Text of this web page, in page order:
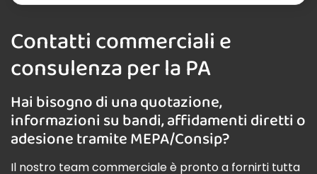
Contatti commerciali e
consulenza per la PA
Hai bisogno di una quotazione,
informazioni su bandi, affidamenti diretti o
adesione tramite MEPA/Consip?
Il nostro team commerciale è pronto a fornirti tutta